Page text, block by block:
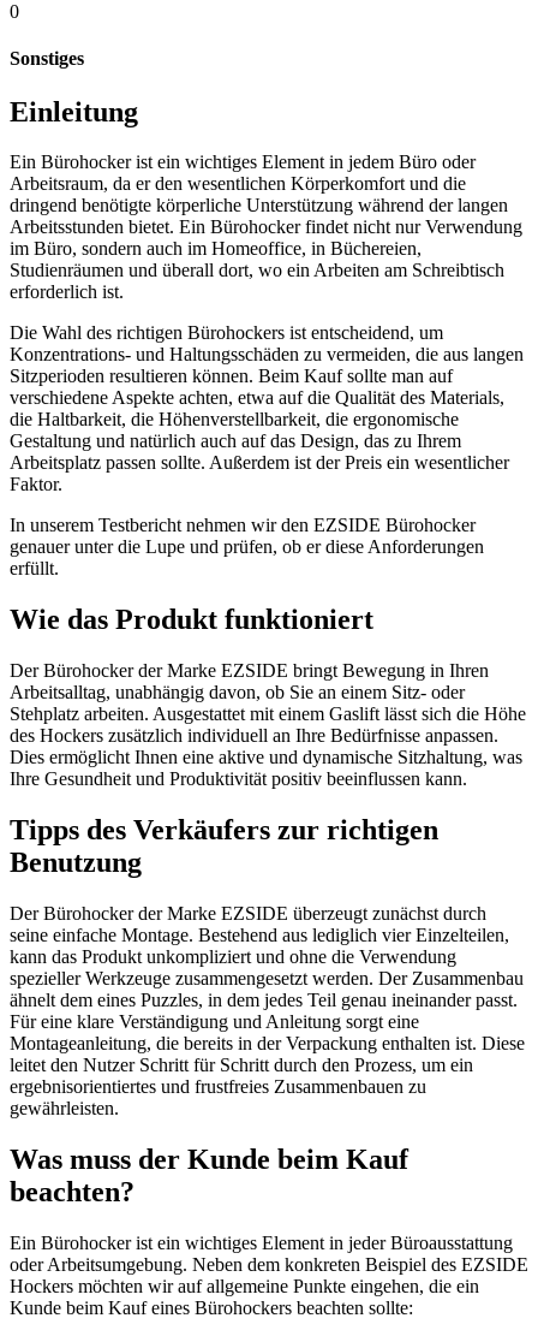
0
Sonstiges
Einleitung
Ein Bürohocker ist ein wichtiges Element in jedem Büro oder
Arbeitsraum, da er den wesentlichen Körperkomfort und die
dringend benötigte körperliche Unterstützung während der langen
Arbeitsstunden bietet. Ein Bürohocker findet nicht nur Verwendung
im Büro, sondern auch im Homeoffice, in Büchereien,
Studienräumen und überall dort, wo ein Arbeiten am Schreibtisch
erforderlich ist.
Die Wahl des richtigen Bürohockers ist entscheidend, um
Konzentrations- und Haltungsschäden zu vermeiden, die aus langen
Sitzperioden resultieren können. Beim Kauf sollte man auf
verschiedene Aspekte achten, etwa auf die Qualität des Materials,
die Haltbarkeit, die Höhenverstellbarkeit, die ergonomische
Gestaltung und natürlich auch auf das Design, das zu Ihrem
Arbeitsplatz passen sollte. Außerdem ist der Preis ein wesentlicher
Faktor.
In unserem Testbericht nehmen wir den EZSIDE Bürohocker
genauer unter die Lupe und prüfen, ob er diese Anforderungen
erfüllt.
Wie das Produkt funktioniert
Der Bürohocker der Marke EZSIDE bringt Bewegung in Ihren
Arbeitsalltag, unabhängig davon, ob Sie an einem Sitz- oder
Stehplatz arbeiten. Ausgestattet mit einem Gaslift lässt sich die Höhe
des Hockers zusätzlich individuell an Ihre Bedürfnisse anpassen.
Dies ermöglicht Ihnen eine aktive und dynamische Sitzhaltung, was
Ihre Gesundheit und Produktivität positiv beeinflussen kann.
Tipps des Verkäufers zur richtigen
Benutzung
Der Bürohocker der Marke EZSIDE überzeugt zunächst durch
seine einfache Montage. Bestehend aus lediglich vier Einzelteilen,
kann das Produkt unkompliziert und ohne die Verwendung
spezieller Werkzeuge zusammengesetzt werden. Der Zusammenbau
ähnelt dem eines Puzzles, in dem jedes Teil genau ineinander passt.
Für eine klare Verständigung und Anleitung sorgt eine
Montageanleitung, die bereits in der Verpackung enthalten ist. Diese
leitet den Nutzer Schritt für Schritt durch den Prozess, um ein
ergebnisorientiertes und frustfreies Zusammenbauen zu
gewährleisten.
Was muss der Kunde beim Kauf
beachten?
Ein Bürohocker ist ein wichtiges Element in jeder Büroausstattung
oder Arbeitsumgebung. Neben dem konkreten Beispiel des EZSIDE
Hockers möchten wir auf allgemeine Punkte eingehen, die ein
Kunde beim Kauf eines Bürohockers beachten sollte: